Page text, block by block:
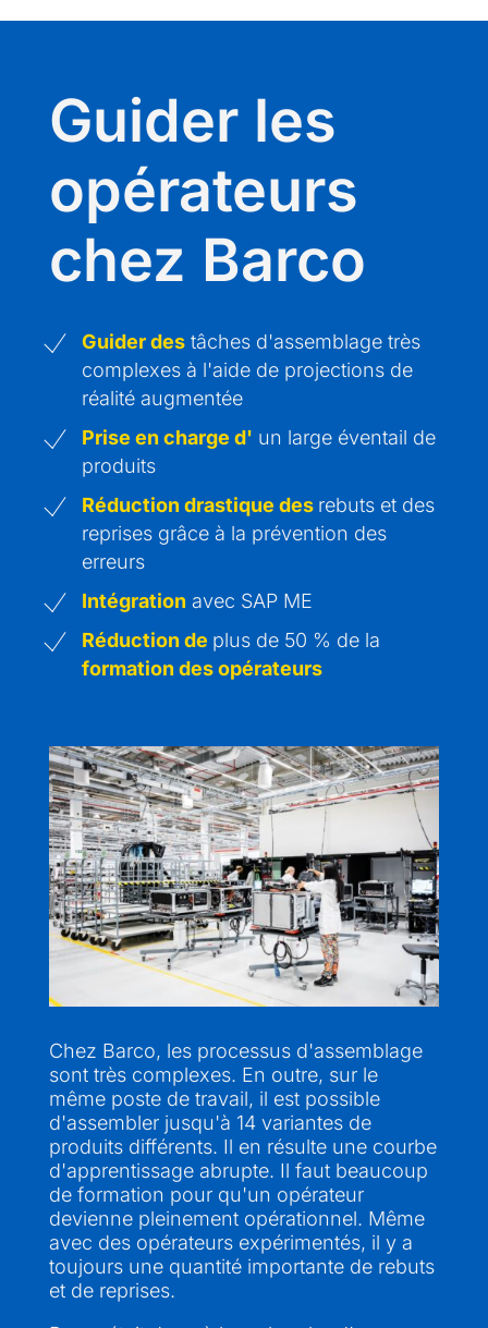
Guider les
opérateurs
chez Barco
Guider destâches d'assemblage très
complexes à l'aide de projections de
réalité augmentée
Prise en charge d' un large éventail de
produits
Réduction drastique des rebuts et des
reprises grâce à la prévention des
erreurs
Intégration avec SAP ME
Réduction de plus de 50 % de la
formation des opérateurs
Chez Barco, les processus d'assemblage
sont très complexes. En outre, sur le
même poste de travail, il est possible
d'assembler jusqu'à 14 variantes de
produits différents. Il en résulte une courbe
d'apprentissage abrupte. Il faut beaucoup
de formation pour qu'un opérateur
devienne pleinement opérationnel. Même
avec des opérateurs expérimentés, il y a
toujours une quantité importante de rebuts
et de reprises.